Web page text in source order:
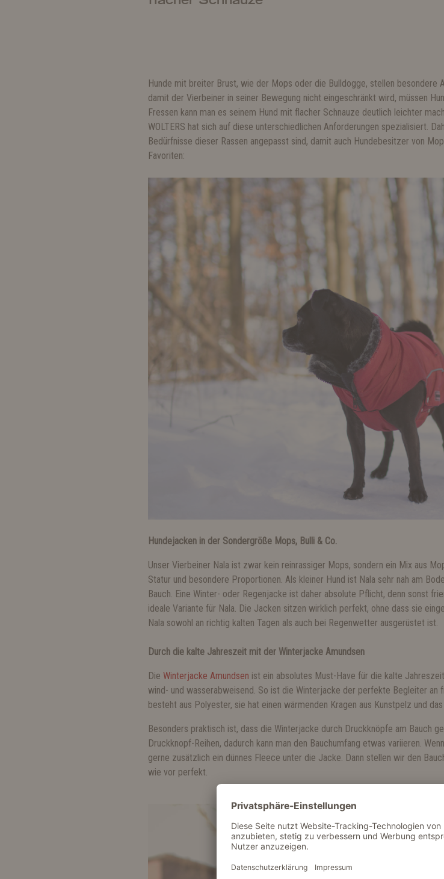
Hunde mit breiter Brust, wie der Mops oder die Bulldogge, stellen besondere
damit der Vierbeiner in seiner Bewegung nicht eingeschränkt wird, müssen
Fressen kann man es seinem Hund mit flacher Schnauze deutlich leichter
WOLTERS hat sich auf diese unterschiedlichen Anforderungen spezialisiert.
Bedürfnisse dieser Rassen angepasst sind, damit auch Hundebesitzer von
Favoriten:
Hundejacken in der Sondergröße Mops, Bulli & Co.
Unser Vierbeiner Nala ist zwar kein reinrassiger Mops, sondern ein Mix aus
Statur und besondere Proportionen. Als kleiner Hund ist Nala sehr nah am
Bauch. Eine Winter- oder Regenjacke ist daher absolute Pflicht, denn sonst
ideale Variante für Nala. Die Jacken sitzen wirklich perfekt, ohne dass sie
Nala sowohl an richtig kalten Tagen als auch bei Regenwetter ausgerüstet ist.
Durch die kalte Jahreszeit mit der Winterjacke Amundsen
Die Winterjacke Amundsen ist ein absolutes Must-Have für die kalte
wind- und wasserabweisend. So ist die Winterjacke der perfekte Begleiter an
besteht aus Polyester, sie hat einen wärmenden Kragen aus Kunstpelz und
Besonders praktisch ist, dass die Winterjacke durch Druckknöpfe am Bauch
Druckknopf-Reihen, dadurch kann man den Bauchumfang etwas variieren.
gerne zusätzlich ein dünnes Fleece unter die Jacke. Dann stellen wir den
wie vor perfekt.